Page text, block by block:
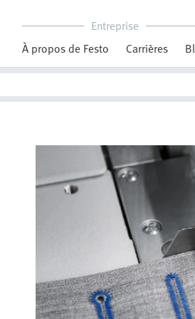
Entreprise
À propos de Festo
Carrières